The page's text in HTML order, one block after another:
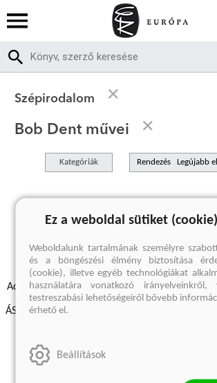
Szépirodalom
Bob Dent művei
Kategóriák Rendezés
A keresett kifejezésre
Adatvédelmi szabályzatok Elállási
ÁSZF - Vásárlási feltételek
Szállítási információk
Ez a weboldal sütiket (cookie)
Weboldalunk tartalmának személyre
és a böngészési élmény biztosítása
(cookie), illetve egyéb technológiákat
használatára vonatkozó irányelveinkről,
testreszabási lehetőségeiről bővebb
érhető el.
Beállítások